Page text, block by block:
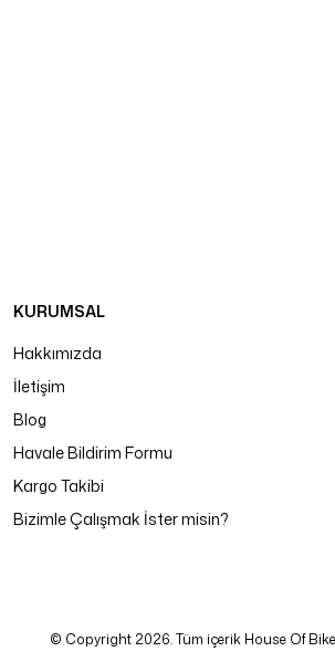
KURUMSAL
Hakkımızda
İletişim
Blog
Havale Bildirim Formu
Kargo Takibi
Bizimle Çalışmak İster misin?
© Copyright 2026. Tüm içerik House Of